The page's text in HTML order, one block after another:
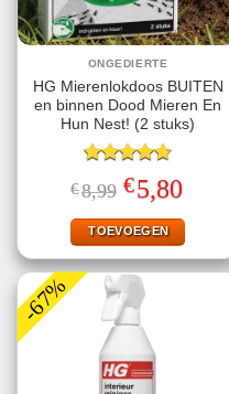
ONGEDIERTE
HG Mierenlokdoos BUITEN
en binnen Dood Mieren En
Hun Nest! (2 stuks)
Gewaardeerd
4.67uit 5
€8,99 Oorspronkelijke
prijs
was:
€8,99.
€5,80
is:
€5,80.
TOEVOEGEN
-67%